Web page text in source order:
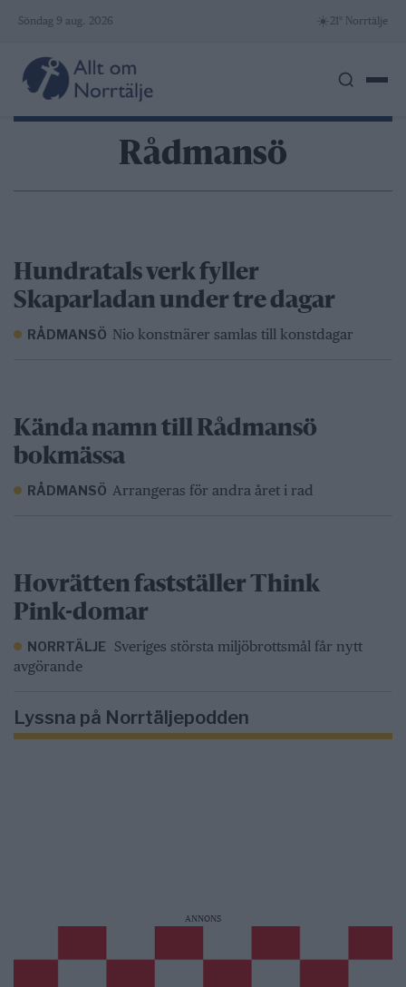
Skip
content
Söndag 9 aug. 2026 ☀️21° Norrtälje
Rådmansö
Hundratals verk fyller
Skaparladan under tre dagar
RÅDMANSÖ Nio konstnärer samlas till konstdagar
Kända namn till Rådmansö
bokmässa
RÅDMANSÖ Arrangeras för andra året i rad
Hovrätten fastställer Think
Pink-domar
NORRTÄLJE Sveriges största miljöbrottsmål får nytt
avgörande
Lyssna på Norrtäljepodden
ANNONS